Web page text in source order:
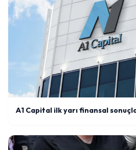
A1 Capital ilk yarı finansal